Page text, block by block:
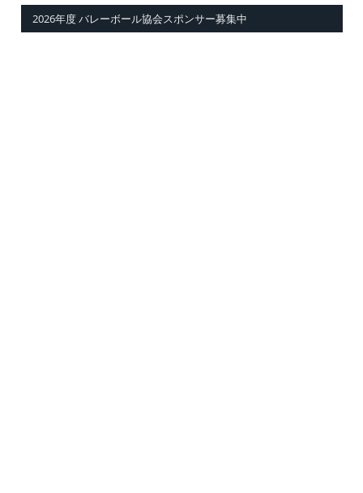
2026年度 バレーボール協会スポンサー募集中